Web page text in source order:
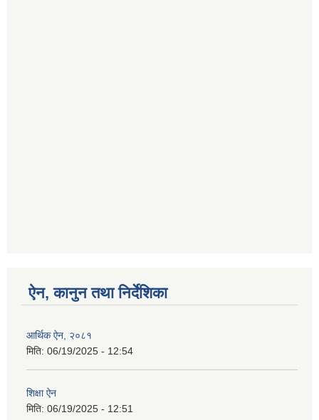
ऐन, कानुन तथा निर्देशिका
आर्थिक ऐन, २०८१
मिति: 06/19/2025 - 12:54
शिक्षा ऐन
मिति: 06/19/2025 - 12:51